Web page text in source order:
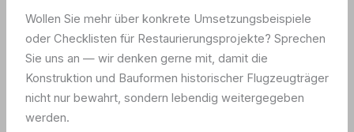
Wollen Sie mehr über konkrete Umsetzungsbeispiele
oder Checklisten für Restaurierungsprojekte? Sprechen
Sie uns an — wir denken gerne mit, damit die
Konstruktion und Bauformen historischer Flugzeugträger
nicht nur bewahrt, sondern lebendig weitergegeben
werden.